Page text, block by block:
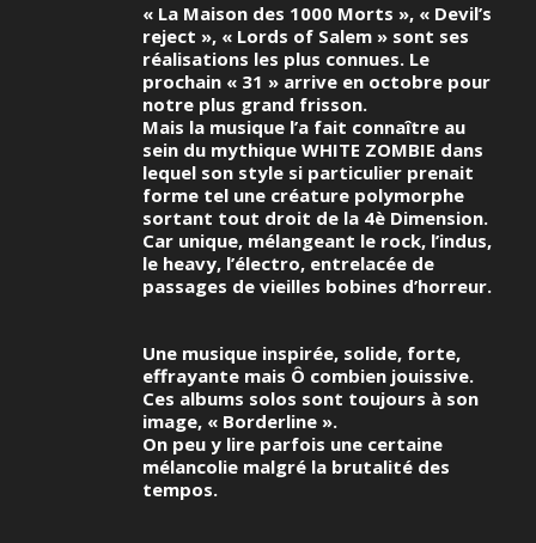
« La Maison des 1000 Morts », « Devil’s
reject », « Lords of Salem » sont ses
réalisations les plus connues. Le
prochain « 31 » arrive en octobre pour
notre plus grand frisson.
Mais la musique l’a fait connaître au
sein du mythique WHITE ZOMBIE dans
lequel son style si particulier prenait
forme tel une créature polymorphe
sortant tout droit de la 4è Dimension.
Car unique, mélangeant le rock, l’indus,
le heavy, l’électro, entrelacée de
passages de vieilles bobines d’horreur.
Une musique inspirée, solide, forte,
effrayante mais Ô combien jouissive.
Ces albums solos sont toujours à son
image, « Borderline ».
On peu y lire parfois une certaine
mélancolie malgré la brutalité des
tempos.